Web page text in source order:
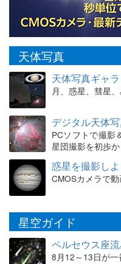
天体写真
天体写真ギャ
月、惑星、彗星
デジタル天体
PCソフトで撮影
星団撮影を初歩
惑星を撮影しよ
CMOSカメラで
星空ガイド
ペルセウス座
8月12～13日が一